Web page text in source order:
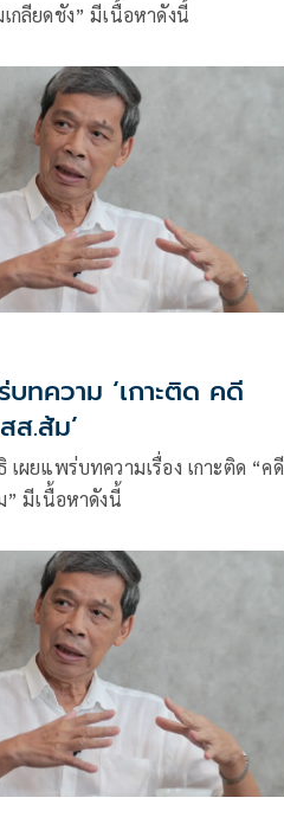
กลียดชัง” มีเนื้อหาดังนี้
บทความ ‘เกาะติด คดี
ส.ส้ม’
ผยแพร่บทความเรื่อง เกาะติด “คดี
มีเนื้อหาดังนี้